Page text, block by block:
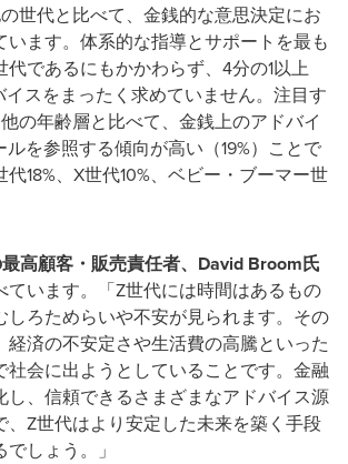
世代と比べて、金銭的な意思決定にお
います。体系的な指導とサポートを最も
代であるにもかかわらず、4分の1以上
イスをまったく求めていません。注目す
の年齢層と比べて、金銭上のアドバイ
を参照する傾向が高い（19%）ことで
18%、X世代10%、ベビー・ブーマー世
高顧客・販売責任者、 David Broom氏
ています。「Z世代には時間はあるもの
しろためらいや不安が見られます。その
経済の不安定さや生活費の高騰といった
社会に出ようとしていることです。金融
し、信頼できるさまざまなアドバイス源
、Z世代はより安定した未来を築く手段
しょう。」